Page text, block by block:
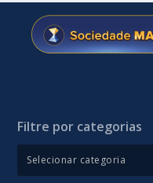
Filtre por categorias